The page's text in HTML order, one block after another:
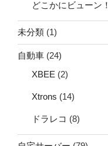
どこかにビューン！
未分類 (1)
自動車 (24)
XBEE (2)
Xtrons (14)
ドラレコ (8)